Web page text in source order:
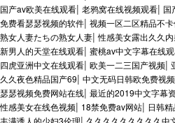
国产av欧美在线观看| 老鸦窝在线视频观看| 国
免费看瑟瑟视频的软件| 视频一区二区精品不
熟女人妻たちの熟女人妻|性感美女露出久久
新男人的天堂在线观看| 蜜桃av中文字幕在线
四虎亚洲中文在线观看| 欧美一二三国产视频|
久久夜色精品国产69| 中文无码日韩欧免费视
瑟瑟视频免费网站在线| 最近的2019中文字幕
性感美女在线色视频| 18禁免费av网站| 日韩